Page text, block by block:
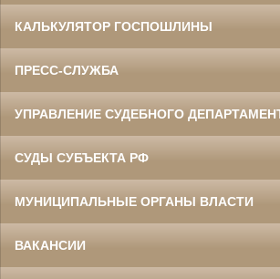
КАЛЬКУЛЯТОР ГОСПОШЛИНЫ
ПРЕСС-СЛУЖБА
УПРАВЛЕНИЕ СУДЕБНОГО
СУДЫ СУБЪЕКТА РФ
МУНИЦИПАЛЬНЫЕ ОРГАНЫ ВЛАСТИ
ВАКАНСИИ